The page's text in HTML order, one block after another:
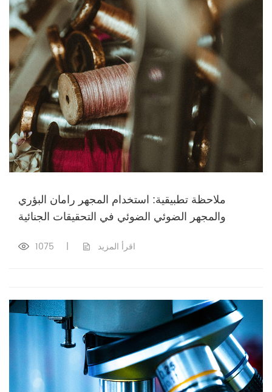
ملاحظة تطبيقية: استخدام المجهر رامان البؤري
والمجهر الضوئي الضوئي في التحقيقات الجنائية
1075 | اقرأ المزيد